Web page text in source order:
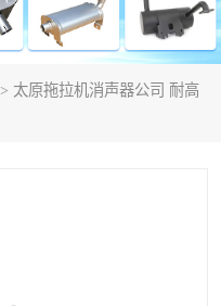
> 太原拖拉机消声器公司 耐高